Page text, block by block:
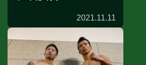
2021.11.11